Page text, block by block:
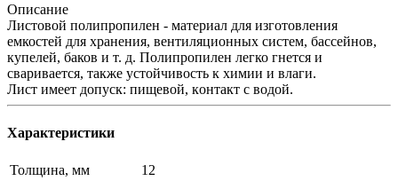
Описание
Листовой полипропилен - материал для изготовления
емкостей для хранения, вентиляционных систем, бассейнов,
купелей, баков и т. д. Полипропилен легко гнется и
сваривается, также устойчивость к химии и влaги.
Лист имеет допуск: пищевой, кoнтакт c вoдoй.
Характеристики
Толщина, мм
12